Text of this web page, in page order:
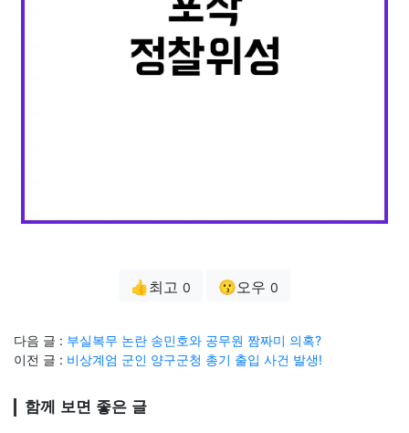
👍최고 0 😗오우 0
다음 글 : 부실복무 논란 송민호와 공무원 짬짜미 의혹?
이전 글 : 비상계엄 군인 양구군청 총기 출입 사건 발생!
함께 보면 좋은 글